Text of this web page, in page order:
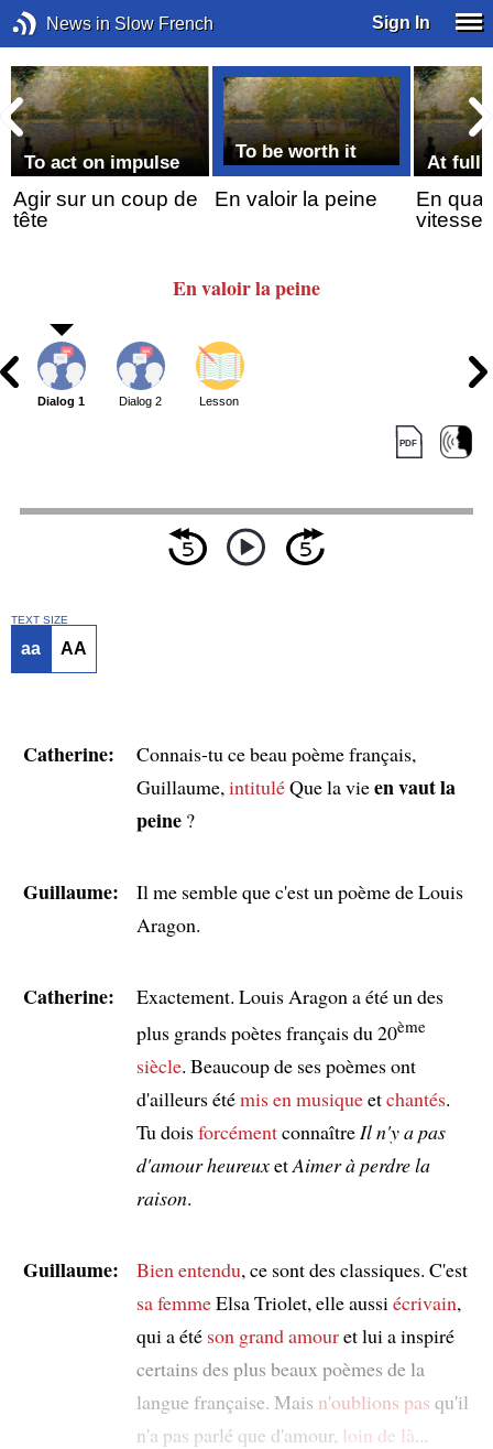
News in Slow French Sign In
To act on impulse
Agir sur un coup de
tête
To be worth it
En valoir la peine
At full
En
vitesse
En valoirla peine
Dialog 1 Dialog 2 Lesson
TEXT SIZE
aa AA
Catherine:
Connais-tu ce beau poème français,
Guillaume, intituléQue la vieen vaut la
peine?
Guillaume:
Il me semble que c'est un poème de Louis
Aragon.
Catherine:
Exactement. Louis Aragon a été un des
plus grands poètes français du 20ème
siècle. Beaucoup de ses poèmes ont
d'ailleurs étémis en musiqueetchantés.
Tu doisforcémentconnaître Il n'y a pas
d'amour heureuxetAimer à perdre la
raison.
Guillaume: Bien entendu, ce sont des classiques. C'est
sa femmeElsa Triolet, elle aussi écrivain,
qui a été son grand amouret lui a inspiré
certains des plus beaux poèmes de la
langue française. Mais n'oublions pas qu'il
n'a pas parlé que d'amour, loin de là...